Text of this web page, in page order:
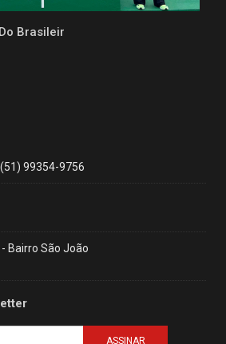
Brasileir
99354-9756
Bairro São João
ASSINAR